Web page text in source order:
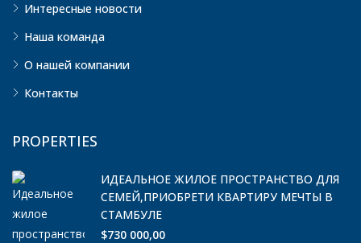
Интересные новости
Наша команда
О нашей компании
Контакты
PROPERTIES
ИДЕАЛЬНОЕ ЖИЛОЕ ПРОСТРАНСТВО ДЛЯ
СЕМЕЙ,ПРИОБРЕТИ КВАРТИРУ МЕЧТЫ В
СТАМБУЛЕ
$730 000,00